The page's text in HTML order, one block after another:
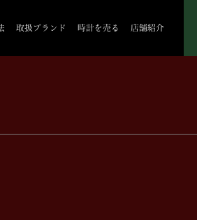
取扱ブランド 時計を売る 店舗紹介